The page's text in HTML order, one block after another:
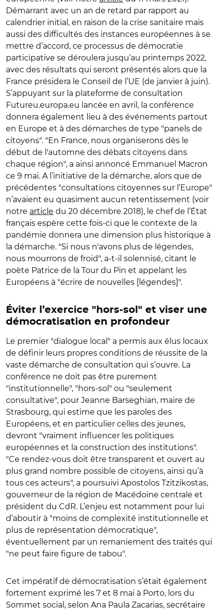
Démarrant avec un an de retard par rapport au
calendrier initial, en raison de la crise sanitaire mais
aussi des difficultés des instances européennes à se
mettre d’accord, ce processus de démocratie
participative se déroulera jusqu’au printemps 2022,
avec des résultats qui seront présentés alors que la
France présidera le Conseil de l’UE (de janvier à juin).
S’appuyant sur la plateforme de consultation
Futureu.europa.eu lancée en avril, la conférence
donnera également lieu à des événements partout
en Europe et à des démarches de type "panels de
citoyens". "En France, nous organiserons dès le
début de l'automne des débats citoyens dans
chaque région", a ainsi annoncé Emmanuel Macron
ce 9 mai. A l’initiative de la démarche, alors que de
précédentes "consultations citoyennes sur l’Europe"
n’avaient eu quasiment aucun retentissement (voir
notre article du 20 décembre 2018), le chef de l’État
français espère cette fois-ci que le contexte de la
pandémie donnera une dimension plus historique à
la démarche. "Si nous n'avons plus de légendes,
nous mourrons de froid", a-t-il solennisé, citant le
poète Patrice de la Tour du Pin et appelant les
Européens à "écrire de nouvelles [légendes]".
Éviter l’exercice "hors-sol" et viser une
démocratisation en profondeur
Le premier "dialogue local" a permis aux élus locaux
de définir leurs propres conditions de réussite de la
vaste démarche de consultation qui s’ouvre. La
conférence ne doit pas être purement
"institutionnelle", "hors-sol" ou "seulement
consultative", pour Jeanne Barseghian, maire de
Strasbourg, qui estime que les paroles des
Européens, et en particulier celles des jeunes,
devront "vraiment influencer les politiques
européennes et la construction des institutions".
"Ce rendez-vous doit être transparent et ouvert au
plus grand nombre possible de citoyens, ainsi qu’à
tous ces acteurs", a poursuivi Apostolos Tzitzikostas,
gouverneur de la région de Macédoine centrale et
président du CdR. L’enjeu est notamment pour lui
d’aboutir à "moins de complexité institutionnelle et
plus de représentation démocratique",
éventuellement par un remaniement des traités qui
"ne peut faire figure de tabou".
Cet impératif de démocratisation s’était également
fortement exprimé les 7 et 8 mai à Porto, lors du
Sommet social, selon Ana Paula Zacarias, secrétaire